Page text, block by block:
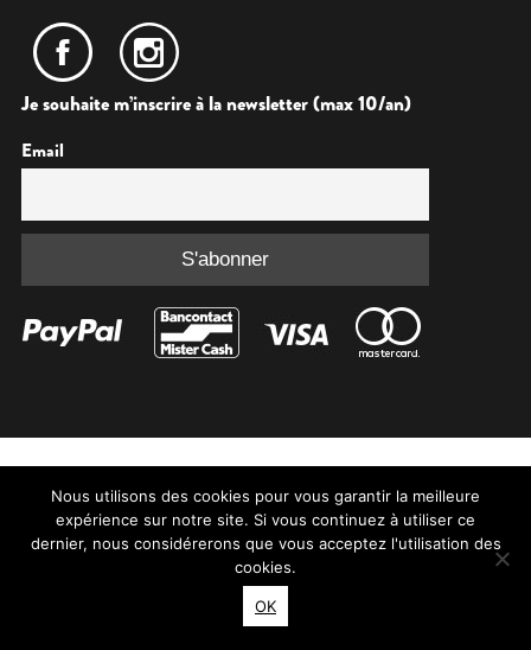
Je souhaite m’inscrire à la newsletter (max 10/an)
Email
Nous utilisons des cookies pour vous garantir la meilleure
expérience sur notre site. Si vous continuez à utiliser ce
dernier, nous considérerons que vous acceptez l'utilisation des
cookies.
OK